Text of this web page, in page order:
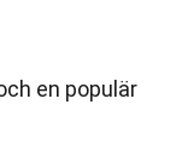
en populär